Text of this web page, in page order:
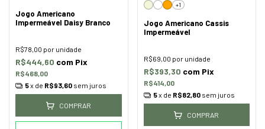
Jogo Americano
Impermeável Daisy Branco
R$78,00 por unidade
R$468,00
R$444,60 com Pix
5x de R$93,60 sem juros
COMPRAR
+1
Jogo Americano Cassis
Impermeável
R$69,00 por unidade
R$414,00
R$393,30 com Pix
5x de R$82,80 sem juros
COMPRAR